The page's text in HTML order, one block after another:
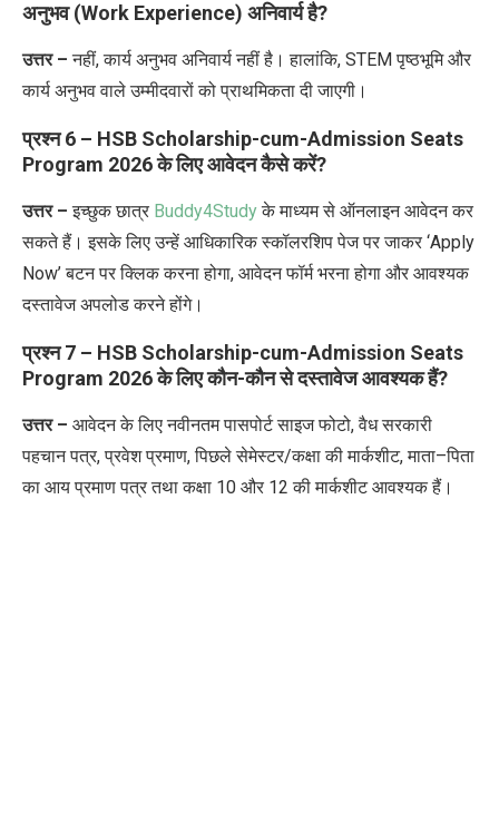
अनुभव (Work Experience) अनिवार्य है?
उत्तर –नहीं,कार्य अनुभव अनिवार्य नहीं है। हालांकि, STEMपृष्ठभूमि और
कार्य अनुभव वाले उम्मीदवारों को प्राथमिकता दी जाएगी।
प्रश्न 6 – HSB Scholarship-cum-Admission Seats
Program 2026 के लिए आवेदन कैसे करें?
उत्तर –इच्छुक छात्र Buddy4Study के माध्यम से ऑनलाइन आवेदन कर
सकते हैं। इसके लिए उन्हें आधिकारिक स्कॉलरशिप पेज पर जाकर ‘Apply
Now’बटन पर क्लिक करना होगा, आवेदन फॉर्म भरना होगा और आवश्यक
दस्तावेज अपलोड करने होंगे।
प्रश्न 7 – HSB Scholarship-cum-Admission Seats
Program 2026 के लिए कौन-कौन से दस्तावेज आवश्यक हैं?
उत्तर – आवेदन के लिए नवीनतम पासपोर्ट साइज फोटो,वैध सरकारी
पहचान पत्र,प्रवेश प्रमाण,पिछले सेमेस्टर/कक्षा की मार्कशीट,माता–पिता
का आय प्रमाण पत्र तथा कक्षा 10 और 12की मार्कशीट आवश्यक हैं।